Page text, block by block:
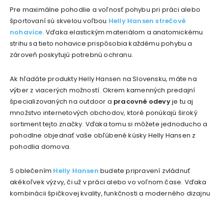
Pre maximálne pohodlie a voľnosť pohybu pri práci alebo
športovaní sú skvelou voľbou Helly Hansen strečové
nohavice. Vďaka elastickým materiálom a anatomickému
strihu sa tieto nohavice prispôsobia každému pohybu a
zároveň poskytujú potrebnú ochranu.
Ak hľadáte produkty Helly Hansen na Slovensku, máte na
výber z viacerých možností. Okrem kamenných predajní
špecializovaných na outdoor a pracovné odevyje tu aj
množstvo internetových obchodov, ktoré ponúkajú široký
sortiment tejto značky. Vďaka tomu si môžete jednoducho a
pohodlne objednať vaše obľúbené kúsky Helly Hansen z
pohodlia domova.
S oblečením Helly Hansen budete pripravení zvládnuť
akékoľvek výzvy, či už v práci alebo vo voľnom čase. Vďaka
kombinácii špičkovej kvality, funkčnosti a moderného dizajnu